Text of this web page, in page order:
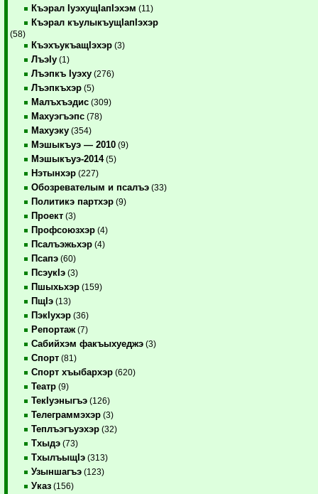
Къэрал IуэхущIапIэхэм (11)
Къэрал къулыкъущIапIэхэр
(58)
КъэхъукъащIэхэр (3)
ЛъэIу (1)
Лъэпкъ Iуэху (276)
Лъэпкъхэр (5)
Малъхъэдис (309)
Махуэгъэпс (78)
Махуэку (354)
Мэшыкъуэ — 2010 (9)
Мэшыкъуэ-2014(5)
Нэтынхэр (227)
Обозревателым и псалъэ (33)
Политикэ партхэр (9)
Проект (3)
Профсоюзхэр (4)
Псалъэжьхэр (4)
Псапэ (60)
ПсэукIэ (3)
Пшыхьхэр (159)
ПщIэ (13)
ПэкIухэр (36)
Репортаж (7)
Сабийхэм факъыхуеджэ (3)
Спорт (81)
Спорт хъыбархэр (620)
Театр (9)
ТекIуэныгъэ (126)
Телеграммэхэр (3)
Теплъэгъуэхэр (32)
Тхыдэ (73)
ТхылъыщIэ (313)
Узыншагъэ (123)
Указ (156)